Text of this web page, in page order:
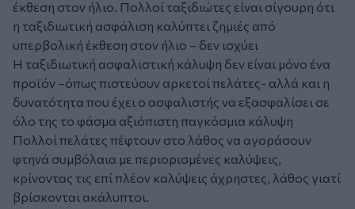
έκθεση στον ήλιο. Πολλοί ταξιδιώτες είναι σίγουρη ότι
η ταξιδιωτική ασφάλιση καλύπτει ζημιές από
υπερβολική έκθεση στον ήλιο – δεν ισχύει
Η ταξιδιωτική ασφαλιστική κάλυψη δεν είναι μόνο ένα
προϊόν –όπως πιστεύουν αρκετοί πελάτες- αλλά και η
δυνατότητα που έχει ο ασφαλιστής να εξασφαλίσει σε
όλο της το φάσμα αξιόπιστη παγκόσμια κάλυψη
Πολλοί πελάτες πέφτουν στο λάθος να αγοράσουν
φτηνά συμβόλαια με περιορισμένες καλύψεις,
κρίνοντας τις επί πλέον καλύψεις άχρηστες, λάθος γιατί
βρίσκονται ακάλυπτοι.